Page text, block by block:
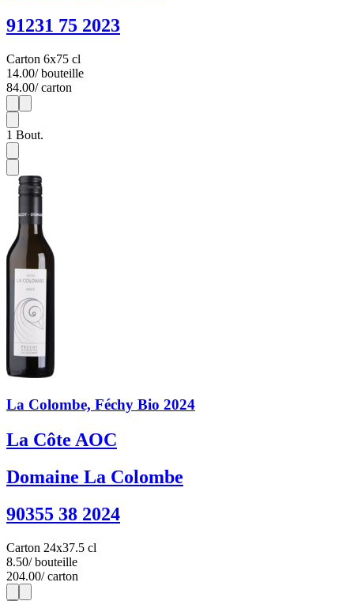
91231 75 2023
Carton 6x75 cl
14.00/ bouteille
84.00/ carton
1
1 Bout.
La Colombe, Féchy Bio 2024
La Côte AOC
Domaine La Colombe
90355 38 2024
Carton 24x37.5 cl
8.50/ bouteille
204.00/ carton
1